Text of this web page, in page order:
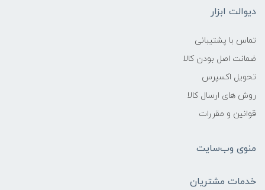
دیوالت ابزار
تماس با پشتیبانی
ضمانت اصل بودن کالا
تحویل اکسپرس
روش های ارسال کالا
قوانین و مقررات
منوی وب‌سایت
خدمات مشتریان